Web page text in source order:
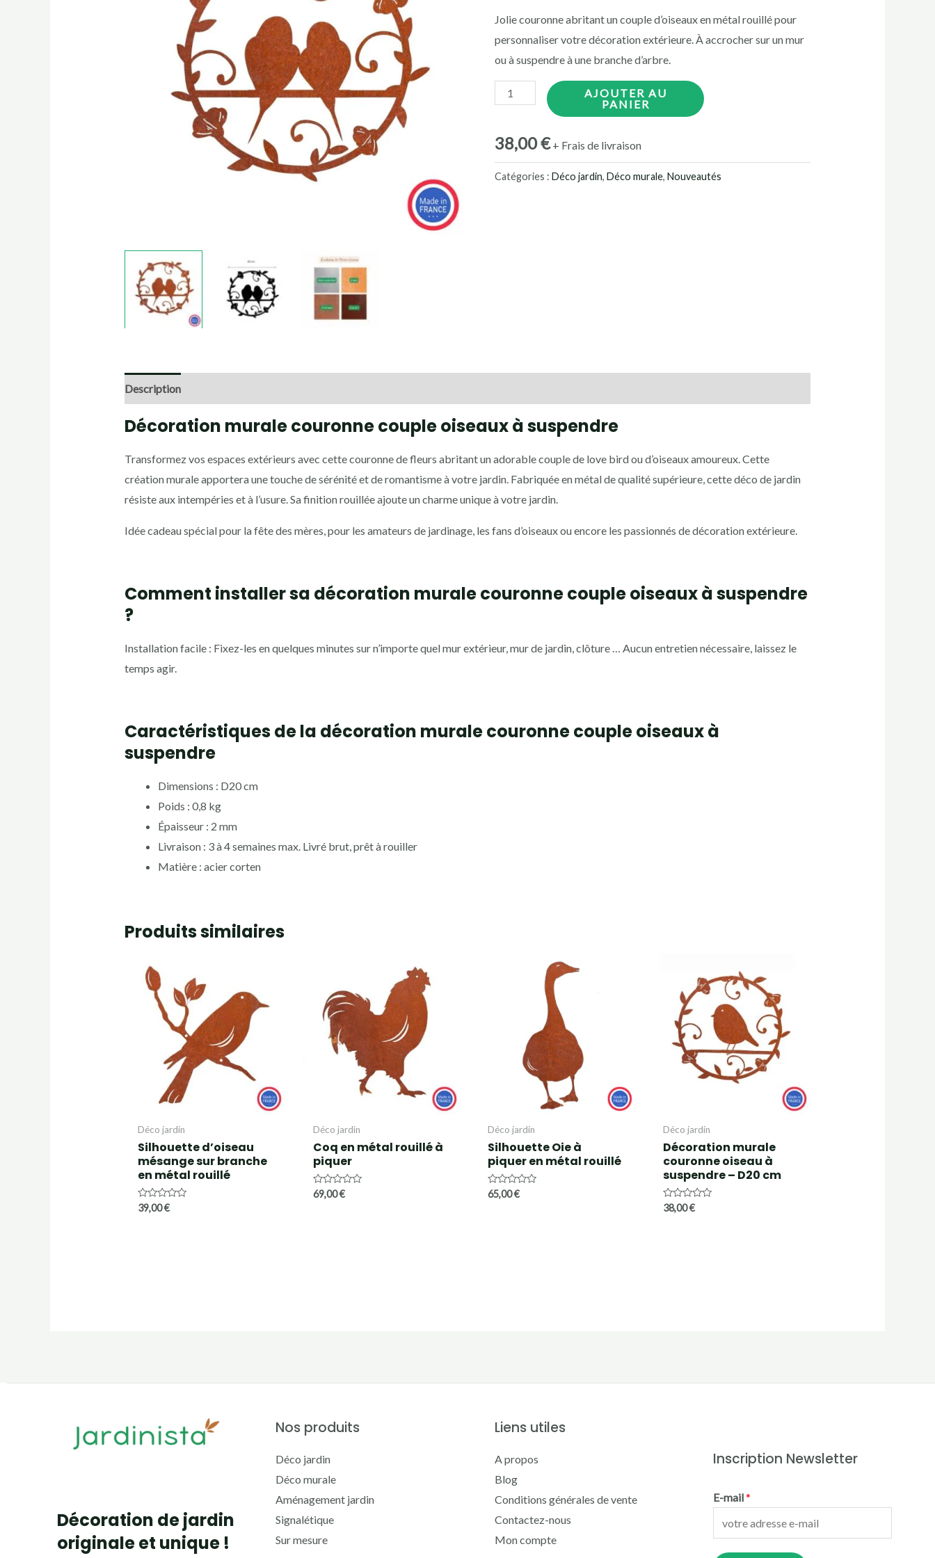
Jolie couronne abritant un couple d’oiseaux en métal rouillé pour
personnaliser votre décoration extérieure. À accrocher sur un mur
ou à suspendre à une branche d’arbre.
quantité
murale
couronne
AJOUTER AU
PANIER
38,00€+ Frais de livraison
Catégories :Déco jardin,Déco murale,Nouveautés
Description
Décoration murale couronne couple oiseaux à suspendre
Transformez vos espaces extérieurs avec cette couronne de fleurs abritant un adorable couple de love bird ou d’oiseaux amoureux. Cette
création murale apportera une touche de sérénité et de romantisme à votre jardin. Fabriquée en métal de qualité supérieure, cette déco de jardin
résiste aux intempéries et à l’usure. Sa finition rouillée ajoute un charme unique à votre jardin.
Idée cadeau spécial pour la fête des mères, pour les amateurs de jardinage, les fans d’oiseaux ou encore les passionnés de décoration extérieure.
Comment installer sa décoration murale couronne couple oiseaux à suspendre
?
Installation facile : Fixez-les en quelques minutes sur n’importe quel mur extérieur, mur de jardin, clôture … Aucun entretien nécessaire, laissez le
temps agir.
Caractéristiques de la décoration murale couronne couple oiseaux à
suspendre
Dimensions : D20 cm
Poids : 0,8 kg
Épaisseur : 2 mm
Livraison : 3 à 4 semaines max. Livré brut, prêt à rouiller
Matière : acier corten
Produits similaires
Déco jardin
Silhouette d’oiseau
mésange sur branche
en métal rouillé
Note
39,00€
Déco jardin
Coq en métal rouillé à
piquer
Note
69,00€
Déco jardin
Silhouette Oie à
piquer en métal rouillé
Note
65,00€
Déco jardin
Décoration murale
couronne oiseau à
suspendre – D20 cm
Note
38,00€
Décoration de jardin
originale et unique !
Nos produits
Déco jardin
Déco murale
Aménagement jardin
Signalétique
Sur mesure
Liens utiles
A propos
Blog
Conditions générales de vente
Contactez-nous
Mon compte
Inscription Newsletter
E-mail*